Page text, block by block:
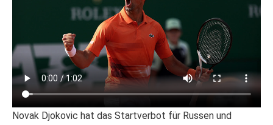
Novak Djokovic hat das Startverbot für Russen und